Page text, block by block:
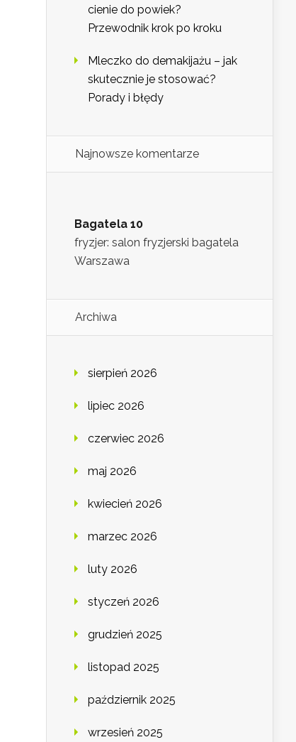
cienie do powiek?
Przewodnik krok po kroku
Mleczko do demakijażu – jak
skutecznie je stosować?
Porady i błędy
Najnowsze komentarze
Bagatela 10
fryzjer: salon fryzjerski bagatela
Warszawa
Archiwa
sierpień 2026
lipiec 2026
czerwiec 2026
maj 2026
kwiecień 2026
marzec 2026
luty 2026
styczeń 2026
grudzień 2025
listopad 2025
październik 2025
wrzesień 2025